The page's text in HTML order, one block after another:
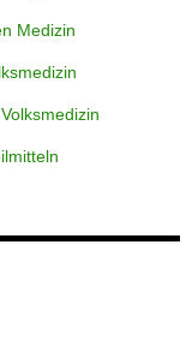
Medizin